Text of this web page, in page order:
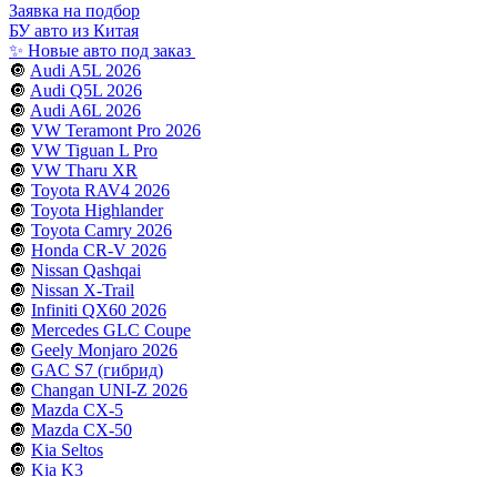
Заявка на подбор
БУ авто из Китая
✨ Новые авто под заказ
🔘 Audi A5L 2026
🔘 Audi Q5L 2026
🔘 Audi A6L 2026
🔘 VW Teramont Pro 2026
🔘 VW Tiguan L Pro
🔘 VW Tharu XR
🔘 Toyota RAV4 2026
🔘 Toyota Highlander
🔘 Toyota Camry 2026
🔘 Honda CR-V 2026
🔘 Nissan Qashqai
🔘 Nissan X-Trail
🔘 Infiniti QX60 2026
🔘 Mercedes GLC Coupe
🔘 Geely Monjaro 2026
🔘 GAC S7 (гибрид)
🔘 Changan UNI-Z 2026
🔘 Mazda CX-5
🔘 Mazda CX-50
🔘 Kia Seltos
🔘 Kia K3